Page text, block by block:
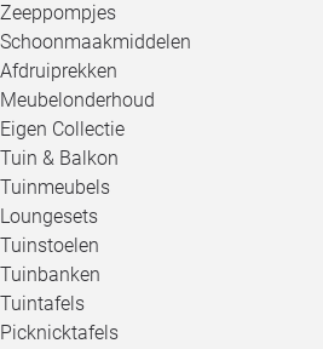
Zeeppompjes
Schoonmaakmiddelen
Afdruiprekken
Meubelonderhoud
Eigen Collectie
Tuin & Balkon
Tuinmeubels
Loungesets
Tuinstoelen
Tuinbanken
Tuintafels
Picknicktafels